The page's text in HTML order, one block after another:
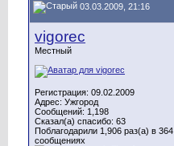
03.03.2009, 21:16
vigorec
Местный
Регистрация: 09.02.2009
Адрес: Ужгород
Сообщений: 1,198
Сказал(а) спасибо: 63
Поблагодарили 1,906 раз(а) в 364
сообщениях